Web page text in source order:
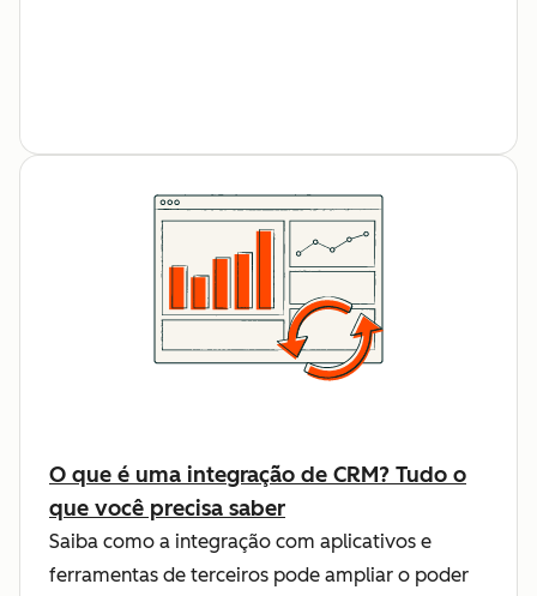
O que é uma integração de CRM? Tudo o
que você precisa saber
Saiba como a integração com aplicativos e
ferramentas de terceiros pode ampliar o poder